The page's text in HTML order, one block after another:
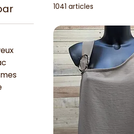
1041 articles